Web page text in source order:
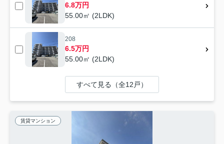
6.8万円
55.00㎡ (2LDK)
208
6.5万円
55.00㎡ (2LDK)
すべて見る（全12戸）
賃貸マンション